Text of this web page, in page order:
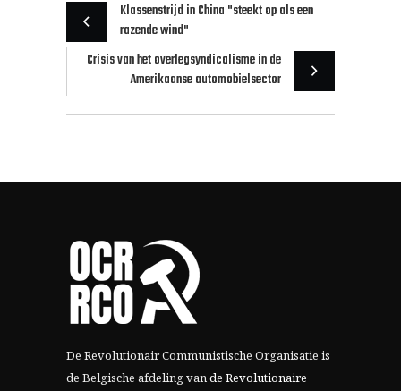
Klassenstrijd in China "steekt op als een
razende wind"
Crisis van het overlegsyndicalisme in de
Amerikaanse automobielsector
De Revolutionair Communistische Organisatie is
de Belgische afdeling vande Revolutionaire